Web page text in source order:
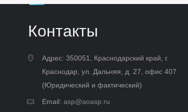
Контакты
Адрес: 350051, Краснодарский край, г.
Краснодар, ул. Дальняя, д. 27, офис 407
(Юридический и фактический)
Email: asp@aoasp.ru